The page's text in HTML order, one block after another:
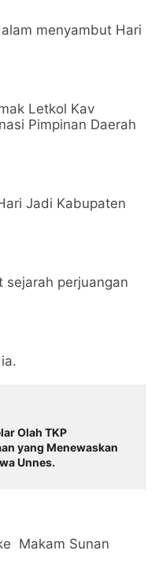
menyambut Hari
Letkol Kav
Pimpinan Daerah
Jadi Kabupaten
sejarah perjuangan
Olah TKP
yang Menewaskan
Unnes.
Makam Sunan